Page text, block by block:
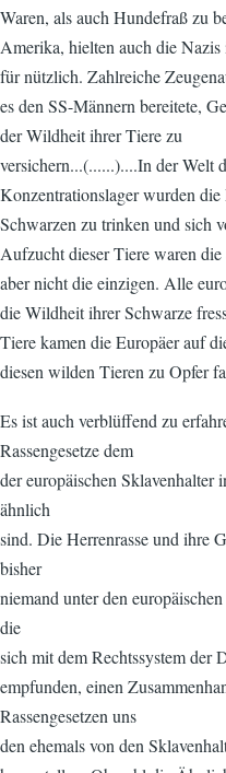
Waren, als auch Hundefraß zu
Amerika, hielten auch die
für nützlich. Zahlreiche
es den SS-Männern bereitete,
der Wildheit ihrer Tiere zu
versichern...(......)....In der Welt
Konzentrationslager wurden
Schwarzen zu trinken und sich
Aufzucht dieser Tiere waren
aber nicht die einzigen. Alle
die Wildheit ihrer Schwarze
Tiere kamen die Europäer auf
diesen wilden Tieren zu Opfer
Es ist auch verblüffend zu
Rassengesetze dem
der europäischen Sklavenhalter
ähnlich
sind. Die Herrenrasse und ihre
bisher
niemand unter den
die
sich mit dem Rechtssystem der
empfunden, einen
Rassengesetzen uns
den ehemals von den